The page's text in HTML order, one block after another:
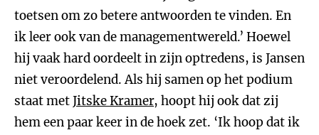
toetsen om zo betere antwoorden te vinden. En
ik leer ook van de managementwereld.’ Hoewel
hij vaak hard oordeelt in zijn optredens, is Jansen
niet veroordelend. Als hij samen op het podium
staat metJitske Kramer, hoopt hij ook dat zij
hem een paar keer in de hoek zet. ‘Ik hoop dat ik